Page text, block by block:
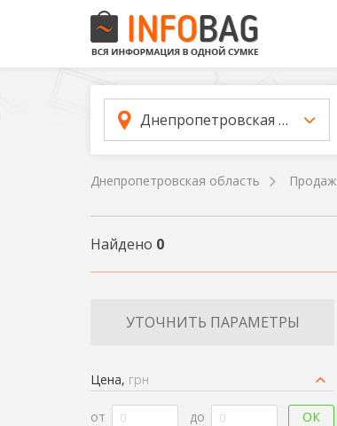
Днепропетровская область
Днепропетровская область Продаж
Найдено 0
УТОЧНИТЬ ПАРАМЕТРЫ
Цена, грн
от до ОК